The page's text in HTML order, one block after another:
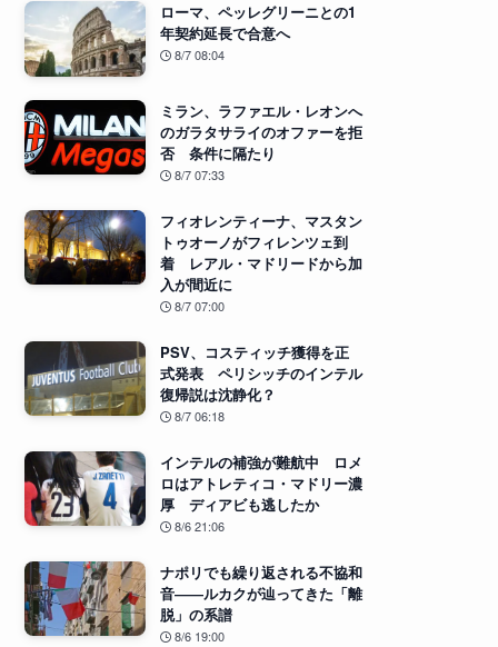
ローマ、ペッレグリーニとの1
年契約延長で合意へ
8/7 08:04
ミラン、ラファエル・レオンへ
のガラタサライのオファーを拒
否 条件に隔たり
8/7 07:33
フィオレンティーナ、マスタン
トゥオーノがフィレンツェ到
着 レアル・マドリードから加
入が間近に
8/7 07:00
PSV、コスティッチ獲得を正
式発表 ペリシッチのインテル
復帰説は沈静化？
8/7 06:18
インテルの補強が難航中 ロメ
ロはアトレティコ・マドリー濃
厚 ディアビも逃したか
8/6 21:06
ナポリでも繰り返される不協和
音――ルカクが辿ってきた「離
脱」の系譜
8/6 19:00